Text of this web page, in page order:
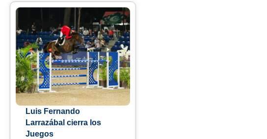
Luis Fernando
Larrazábal cierra los
Juegos